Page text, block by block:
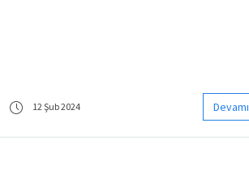
12 Şub 2024 Devamı